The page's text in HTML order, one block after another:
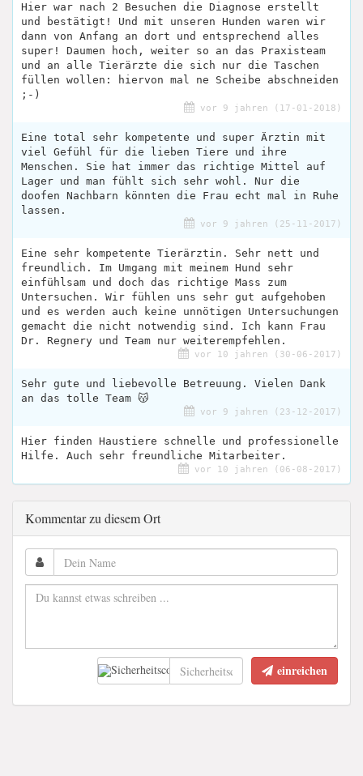
Hier war nach 2 Besuchen die Diagnose erstellt
und bestätigt! Und mit unseren Hunden waren wir
dann von Anfang an dort und entsprechend alles
super! Daumen hoch, weiter so an das Praxisteam
und an alle Tierärzte die sich nur die Taschen
füllen wollen: hiervon mal ne Scheibe abschneiden
;-)
vor 9 jahren (17-01-2018)
Eine total sehr kompetente und super Ärztin mit
viel Gefühl für die lieben Tiere und ihre
Menschen. Sie hat immer das richtige Mittel auf
Lager und man fühlt sich sehr wohl. Nur die
doofen Nachbarn könnten die Frau echt mal in Ruhe
lassen.
vor 9 jahren (25-11-2017)
Eine sehr kompetente Tierärztin. Sehr nett und
freundlich. Im Umgang mit meinem Hund sehr
einfühlsam und doch das richtige Mass zum
Untersuchen. Wir fühlen uns sehr gut aufgehoben
und es werden auch keine unnötigen Untersuchungen
gemacht die nicht notwendig sind. Ich kann Frau
Dr. Regnery und Team nur weiterempfehlen.
vor 10 jahren (30-06-2017)
Sehr gute und liebevolle Betreuung. Vielen Dank
an das tolle Team 😽
vor 9 jahren (23-12-2017)
Hier finden Haustiere schnelle und professionelle
Hilfe. Auch sehr freundliche Mitarbeiter.
vor 10 jahren (06-08-2017)
Kommentar zu diesem Ort
einreichen